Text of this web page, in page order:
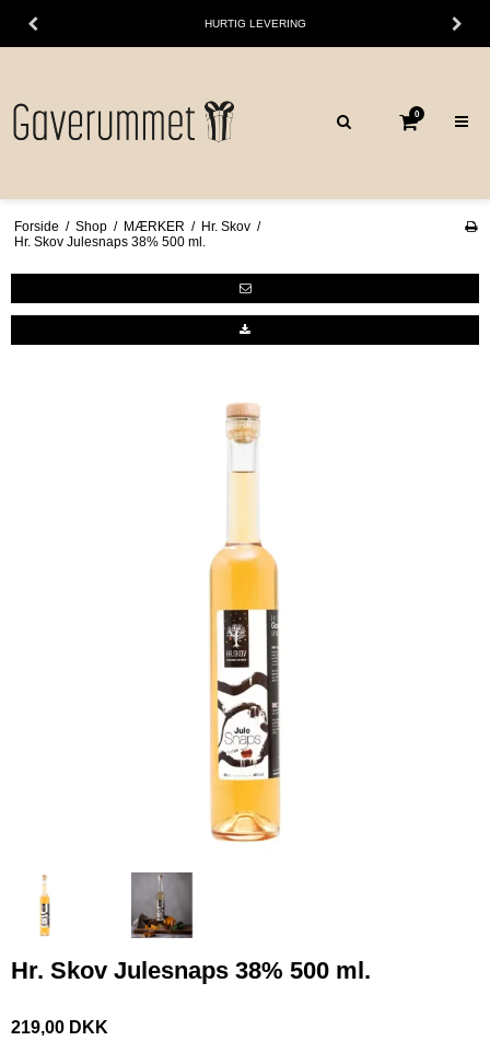
HURTIG LEVERING
0
Forside / Shop / MÆRKER / Hr. Skov /
Hr. Skov Julesnaps 38% 500 ml.
Hr. Skov Julesnaps 38% 500 ml.
219,00 DKK